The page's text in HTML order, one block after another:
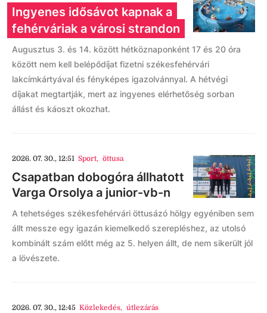
Ingyenes idősávot kapnak a
fehérváriak a városi strandon
Augusztus 3. és 14. között hétköznaponként 17 és 20 óra
között nem kell belépődíjat fizetni székesfehérvári
lakcímkártyával és fényképes igazolvánnyal. A hétvégi
díjakat megtartják, mert az ingyenes elérhetőség sorban
állást és káoszt okozhat.
2026. 07. 30., 12:51 Sport, öttusa
Csapatban dobogóra állhatott
Varga Orsolya a junior-vb-n
A tehetséges székesfehérvári öttusázó hölgy egyéniben sem
állt messze egy igazán kiemelkedő szerepléshez, az utolsó
kombinált szám előtt még az 5. helyen állt, de nem sikerült jól
a lövészete.
2026. 07. 30., 12:45 Közlekedés, útlezárás